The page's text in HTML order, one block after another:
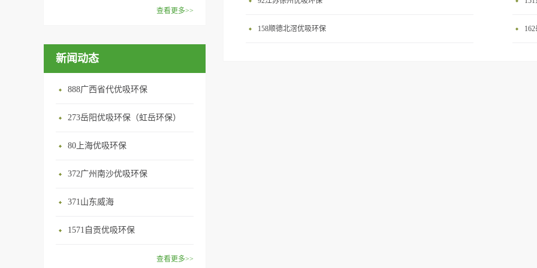
所、使用方法：见产品说明手
效去除挥发性有机物，有效提
所、使用方法：见产品说明手
在甲醛领域是非常专业的一位
以辅助净化空气，醛博士一肚
用。放在车里不仅能装饰更能
味，“醛博士”昭示着优吸在除
性。有博士的团队，才能更好
我们的“醛博士”就担此重任。
围：室内、车内等使用方法：
产
无定形碳，也有排列规整的晶
体碳。优吸活性炭具有较强的
吸附性，广泛应用于生产、生
用范围：汽车、冰箱、食品
见产品说明手册产品类型：国
查看更多>>
新闻动态
888广西省代优吸环保
273岳阳优吸环保（虹岳环保）
80上海优吸环保
372广州南沙优吸环保
371山东威海
1571自贡优吸环保
查看更多>>
158顺德北滘优吸环保